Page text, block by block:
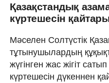
Қазақстандық
күртешесін
Мәселен Солтүстік
тұтынушылардың
жүгінген жас жігіт
күртешесін дүкеннен